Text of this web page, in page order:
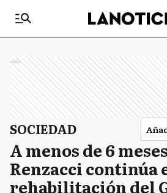
Ads
SOCIEDAD
A menos de 6
Renzacci continúa
rehabilitación del